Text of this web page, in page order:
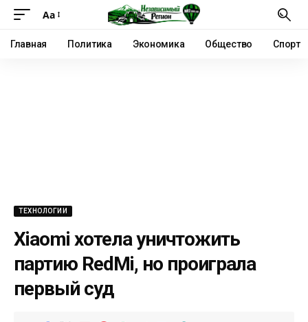
Аа
Главная Политика Экономика Общество Спорт
ТЕХНОЛОГИИ
Xiaomi хотела уничтожить
партию RedMi, но проиграла
первый суд